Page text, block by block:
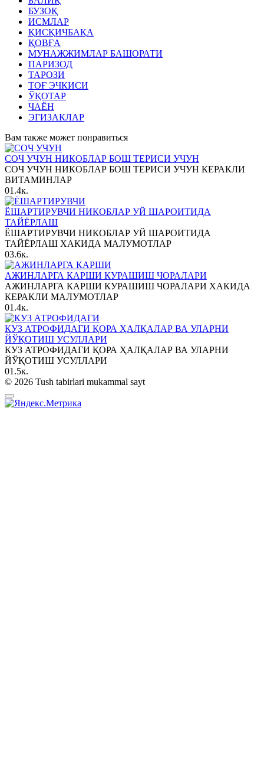
БУЗОҚ
ИСМЛАР
ҚИСҚИЧБАҚА
ҚОВҒА
МУНАЖЖИМЛАР БАШОРАТИ
ПАРИЗОД
ТАРОЗИ
ТОҒ ЭЧКИСИ
ЎҚОТАР
ЧАЁН
ЭГИЗАКЛАР
Вам также может понравиться
СОЧ УЧУН НИКОБЛАР БОШ ТЕРИСИ УЧУН
СОЧ УЧУН НИКОБЛАР БОШ ТЕРИСИ УЧУН КЕРАКЛИ
ВИТАМИНЛАР
01.4к.
ЁШАРТИРУВЧИ НИКОБЛАР УЙ ШАРОИТИДА
ТАЙЁРЛАШ
ЁШАРТИРУВЧИ НИКОБЛАР УЙ ШАРОИТИДА
ТАЙЁРЛАШ ХАКИДА МАЛУМОТЛАР
03.6к.
АЖИНЛАРГА КАРШИ КУРАШИШ ЧОРАЛАРИ
АЖИНЛАРГА КАРШИ КУРАШИШ ЧОРАЛАРИ ХАКИДА
КЕРАКЛИ МАЛУМОТЛАР
01.4к.
КУЗ АТРОФИДАГИ ҚОРА ҲАЛҚАЛАР ВА УЛАРНИ
ЙЎҚОТИШ УСУЛЛАРИ
КУЗ АТРОФИДАГИ ҚОРА ҲАЛҚАЛАР ВА УЛАРНИ
ЙЎҚОТИШ УСУЛЛАРИ
01.5к.
© 2026 Tush tabirlari mukammal sayt